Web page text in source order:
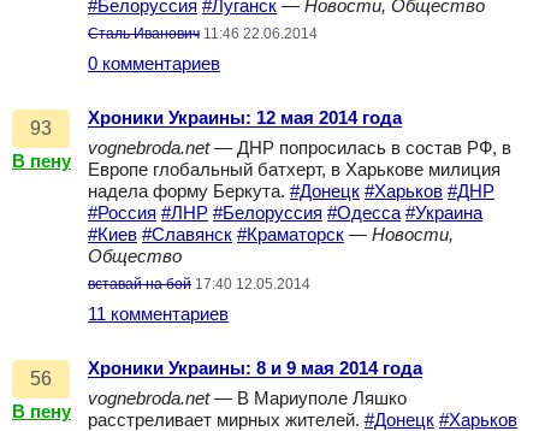
#Белоруссия #Луганск — Новости, Общество
Сталь Иванович 11:46 22.06.2014
0 комментариев
93
В пену
Хроники Украины: 12 мая 2014 года
vognebroda.net— ДНР попросилась в состав РФ, в
Европе глобальный батхерт, в Харькове милиция
надела форму Беркута. #Донецк #Харьков #ДНР
#Россия #ЛНР #Белоруссия #Одесса #Украина
#Киев #Славянск #Краматорск — Новости,
Общество
вставай на бой 17:40 12.05.2014
11 комментариев
56
В пену
Хроники Украины: 8 и 9 мая 2014 года
vognebroda.net— В Мариуполе Ляшко
расстреливает мирных жителей. #Донецк #Харьков